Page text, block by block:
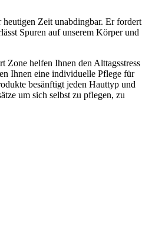
Zeit unabdingbar. Er fordert
Spuren auf unserem Körper und
Zone helfen Ihnen den Alttagsstress
Ihnen eine individuelle Pflege für
besänftigt jeden Hauttyp und
um sich selbst zu pflegen, zu